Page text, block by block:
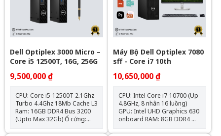
Dell Optiplex 3000 Micro –
Core i5 12500T, 16G, 256G
9,500,000 ₫
CPU: Core i5-12500T 2.1Ghz
Turbo 4.4Ghz 18Mb Cache L3
Ram: 16GB DDR4 Bus 3200
(Upto Max 32Gb) Ổ cứng:
SSD 256GB NVMe Đồ hoạ:
Máy Bộ Dell Optiplex 7080
sff - Core i7 10th
10,650,000 ₫
CPU: Intel Core i7-10700 (Up
4.8GHz, 8 nhân 16 luồng)
GPU: Intel UHD Graphics 630
onboard RAM: 8GB DDR4
SSD: 256GB M.2 NVMe Hệ